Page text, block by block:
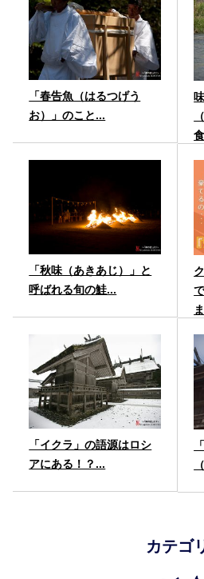
「春告魚（はるつげう
お）」のこと...
「秋味（あきあじ）」と
呼ばれる旬の鮭...
「イクラ」の語源はロシ
アにある！？...
カテゴ